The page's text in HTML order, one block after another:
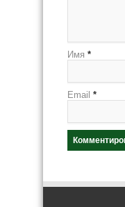
Имя *
Email *